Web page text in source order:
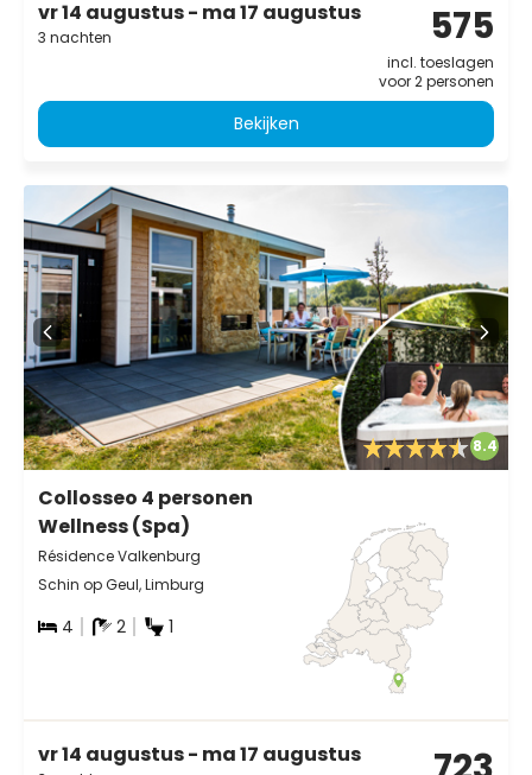
vr 14 augustus - ma 17 augustus
3 nachten 575
incl. toeslagen
voor 2 personen
Bekijken
8.4
Collosseo 4 personen
Wellness (Spa)
Résidence Valkenburg
Schin op Geul, Limburg
4 2 1
vr 14 augustus - ma 17 augustus